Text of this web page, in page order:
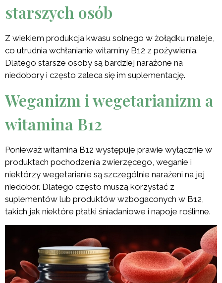
starszych osób
Z wiekiem produkcja kwasu solnego w żołądku maleje,
co utrudnia wchłanianie witaminy B12 z pożywienia.
Dlatego starsze osoby są bardziej narażone na
niedobory i często zaleca się im suplementację.
Weganizm i wegetarianizm a
witamina B12
Ponieważ witamina B12 występuje prawie wyłącznie w
produktach pochodzenia zwierzęcego, weganie i
niektórzy wegetarianie są szczególnie narażeni na jej
niedobór. Dlatego często muszą korzystać z
suplementów lub produktów wzbogaconych w B12,
takich jak niektóre płatki śniadaniowe i napoje roślinne.